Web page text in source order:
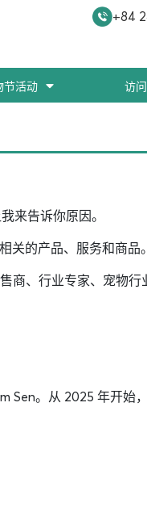
+84
节活动 访问
来告诉你原因。
的产品、服务和商品。
商、行业专家、宠物
Sen。从 2025 年开始